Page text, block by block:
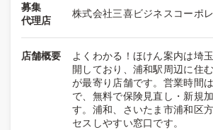
募集
代理店
株式会社三喜ビジネスコーポ
店舗概要
よくわかる！ほけん案内は埼
開しており、浦和駅周辺に住
が最寄り店舗です。営業時間
で、無料で保険見直し・新規
す。浦和、さいたま市浦和区
セスしやすい窓口です。